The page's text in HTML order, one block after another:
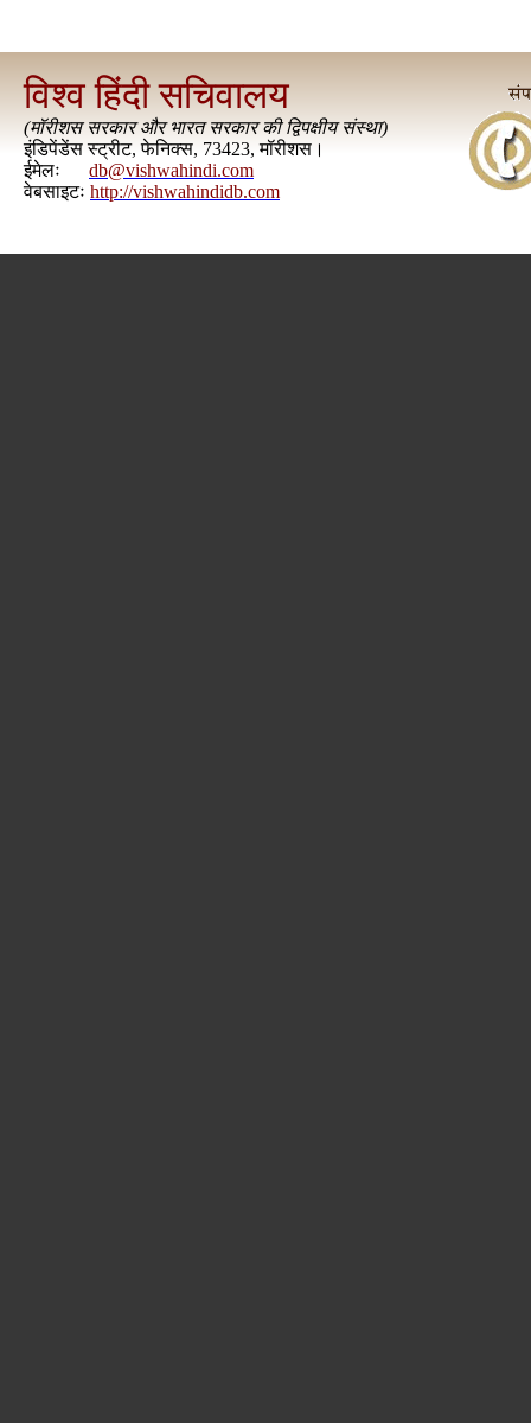
विश्व हिंदी सचिवालय
(मॉरीशस सरकार और भारत सरकार की द्विपक्षीय संस्था)
इंडिपेंडेंस स्ट्रीट, फेनिक्स, 73423, मॉरीशस।
ईमेलः
db@vishwahindi.com
वेबसाइटः http://vishwahindidb.com